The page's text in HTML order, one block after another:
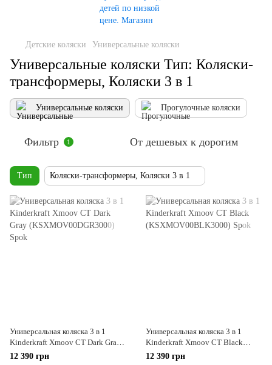
Детские коляски Универсальные коляски
Универсальные коляски Тип: Коляски-
трансформеры, Коляски 3 в 1
Универсальные коляски Прогулочные коляски
Фильтр 1 От дешевых к дорогим
Тип Коляски-трансформеры, Коляски 3 в 1
Универсальная коляска 3 в 1
Kinderkraft Xmoov CT Dark Gray
(KSXMOV00DGR3000)
12 390 грн
Универсальная коляска 3 в 1
Kinderkraft Xmoov CT Black
(KSXMOV00BLK3000)
12 390 грн